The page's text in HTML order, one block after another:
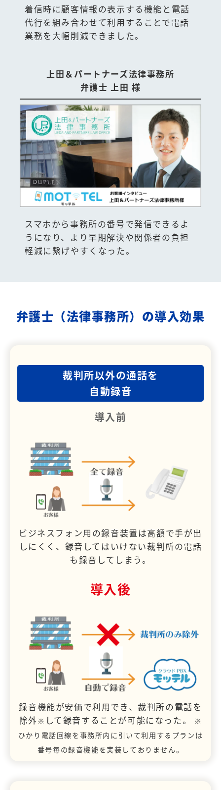
着信時に顧客情報の表示する機能と電話
代行を組み合わせて利用することで電話
業務を大幅削減できました。
上田＆パートナーズ法律事務所
弁護士 上田 様
スマホから事務所の番号で発信できるよ
うになり、より早期解決や関係者の負担
軽減に繋げやすくなった。
弁護士（法律事務所）の導入効果
裁判所以外の通話を
自動録音
導入前
ビジネスフォン用の録音装置は高額で手が出
しにくく、録音してはいけない裁判所の電話
も録音してしまう。
導入後
録音機能が安価で利用でき、裁判所の電話を
除外 ※ して録音することが可能になった。
※
ひかり電話回線を事務所内に引いて利用するプランは
番号毎の録音機能を実装しておりません。